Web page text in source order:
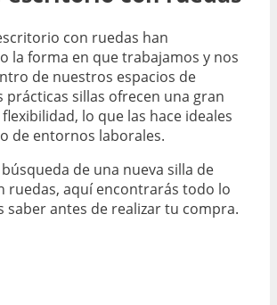
con ruedas han
la forma en que trabajamos y nos
de nuestros espacios de
prácticas sillas ofrecen una gran
lo que las hace ideales
de entornos laborales.
de una nueva silla de
ruedas, aquí encontrarás todo lo
saber antes de realizar tu compra.